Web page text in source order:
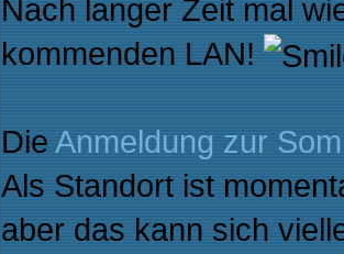
Nach langer Zeit mal
kommenden LAN!
Die Anmeldung zur
Als Standort ist
aber das kann sich